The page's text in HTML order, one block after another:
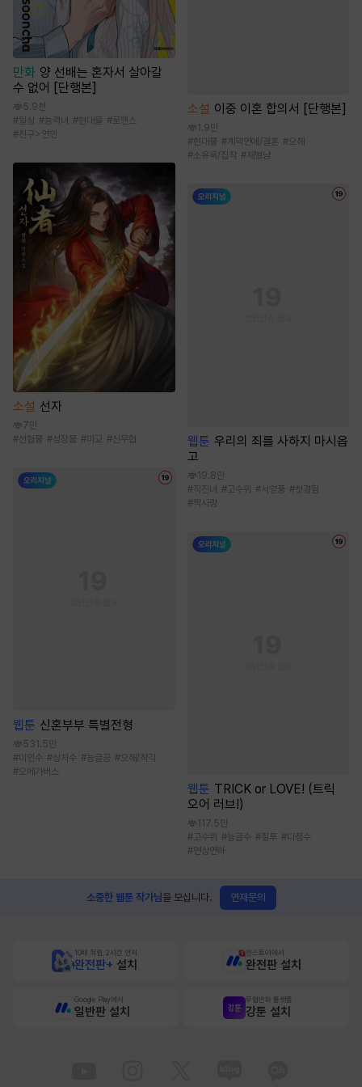
만화 양 선배는 혼자서 살아갈
수 없어 [단행본]
5.9천
#일상 #능력녀 #현대물 #로맨스
#친구>연인
소설 선자
7만
#선협물 #성장물 #마교 #신무협
웹툰 신혼부부 특별전형
531.5만
#미인수 #상처수 #능글공 #오해/착각
#오메가버스
소설 이중 이혼 합의서 [단행본]
1.9만
#현대물 #계약연애/결혼 #오해
#소유욕/집착 #재벌남
웹툰 우리의 죄를 사하지 마시옵
고
19.8만
#직진녀 #고수위 #서양풍 #첫경험
#짝사랑
웹툰 TRICK or LOVE! (트릭
오어 러브!)
117.5만
#고수위 #능글수 #질투 #다정수
#연상연하
소중한 웹툰 작가님을 모십니다. 연재문의
10배 적립, 2시간 먼저
완전판+ 설치
원스토어에서
완전판 설치
Google Play에서
일반판 설치
무협만화 플랫폼
강툰 설치